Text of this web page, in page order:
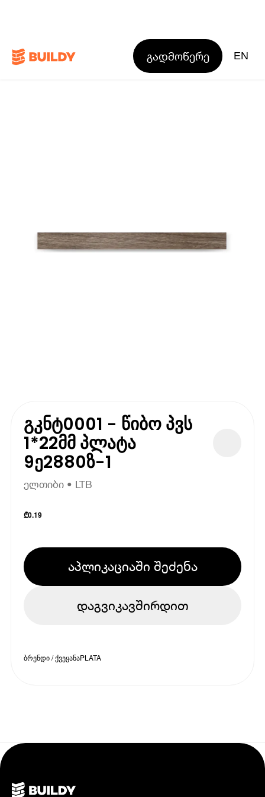
გადმოწერე EN
გკნტ0001 - წიბო პვს
1*22მმ პლატა
9ე2880ზ-1
ელთიბი • LTB
₾0.19
აპლიკაციაში შეძენა
დაგვიკავშირდით
ბრენდი / ქვეყანაPLATA